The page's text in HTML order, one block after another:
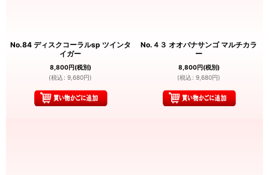
No.84 ディスクコーラルsp ツインタ
イガー
8,800円(税別)
(税込 : 9,680円)
No.４３ オオバナサンゴ マルチカラ
ー
8,800円(税別)
(税込 : 9,680円)